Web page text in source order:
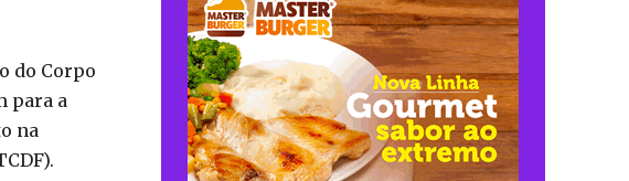
do Corpo
para a
na